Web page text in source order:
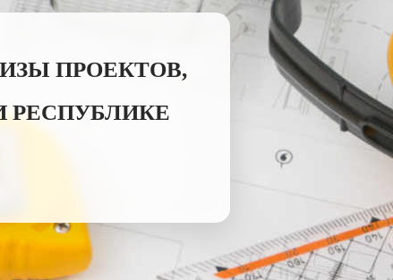
ПРОЕКТОВ,
РЕСПУБЛИКЕ